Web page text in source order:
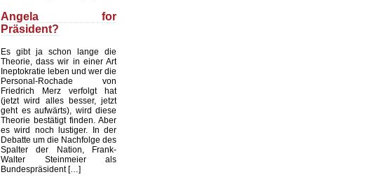
Angela for
Präsident?
Es gibt ja schon lange die
Theorie, dass wir in einer Art
Ineptokratie leben und wer die
Personal-Rochade von
Friedrich Merz verfolgt hat
(jetzt wird alles besser, jetzt
geht es aufwärts), wird diese
Theorie bestätigt finden. Aber
es wird noch lustiger. In der
Debatte um die Nachfolge des
Spalter der Nation, Frank-
Walter Steinmeier als
Bundespräsident […]